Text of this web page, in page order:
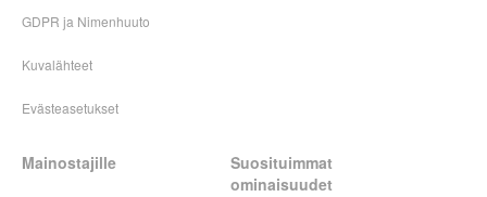
GDPR ja Nimenhuuto
Kuvalähteet
Evästeasetukset
Mainostajille
Suosituimmat
ominaisuudet